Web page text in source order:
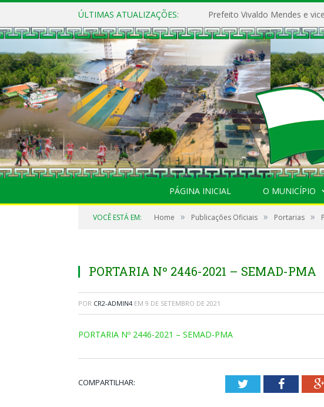
ÚLTIMAS ATUALIZAÇÕES:
PÁGINA INICIAL O MUNICÍPIO
VOCÊ ESTÁ EM: Home » Publicações Oficiais » Portarias »
PORTARIA Nº 2446-2021 – SEMAD-PMA
POR CR2-ADMIN4 EM 9 DE SETEMBRO DE 2021
PORTARIA Nº 2446-2021 – SEMAD-PMA
COMPARTILHAR: TwitterFacebook